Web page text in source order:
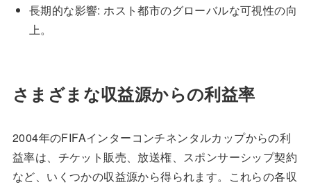
長期的な影響: ホスト都市のグローバルな可視性の向
上。
さまざまな収益源からの利益率
2004年のFIFAインターコンチネンタルカップからの利
益率は、チケット販売、放送権、スポンサーシップ契約
など、いくつかの収益源から得られます。これらの各収